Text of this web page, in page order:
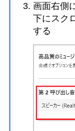
画面右側
下にスク
する